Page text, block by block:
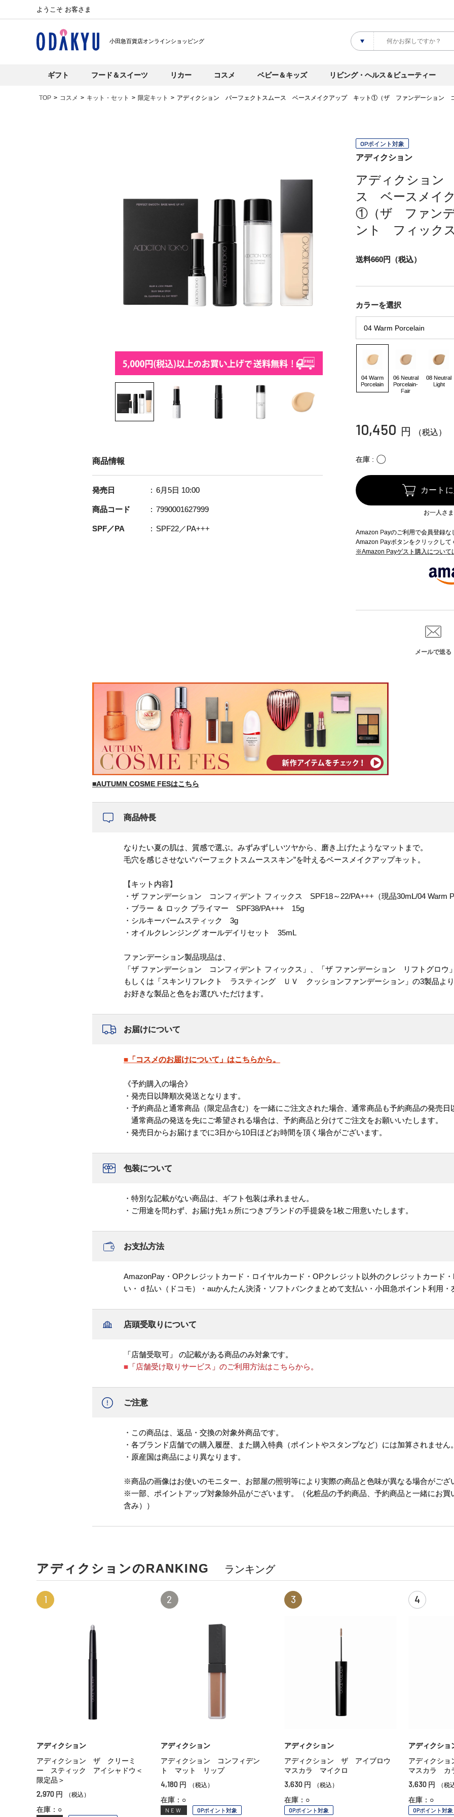
ようこそ お客さま
小田急百貨店オンラインショッピング
ギフト フード＆スイーツ リカー コスメ ベビー＆キッズ リビング・ヘルス＆ビューティー
TOP コスメ キット・セット 限定キット アディクション パーフェクトスムース ベースメイクアップ キット①（ザ ファンデーション
OPポイント対象
アディクション
アディクション
ス ベースメイ
①（ザ ファン
ント フィック
送料660円（税込）
カラーを選択
04 Warm
Porcelain
06 Neutral
Porcelain-
Fair
08 Neutral
Light
10,450 円 （税込）
在庫 〇
カート
お一人さ
Amazon Payのご利用で会員登録
Amazon Payボタンをクリックして
※Amazon Payゲスト購入について
メールで送る
商品情報
発売日 6月5日 10:00
商品コード 7990001627999
SPF／PA SPF22／PA+++
■AUTUMN COSME FESはこちら
商品特長
なりたい夏の肌は、質感で選ぶ。みずみずしいツヤから、磨き上げたようなマットまで。
毛穴を感じさせない“パーフェクトスムーススキン”を叶えるベースメイクアップキット。
【キット内容】
・ザ ファンデーション コンフィデント フィックス SPF18～22/PA+++（現品30mL/04 Warm
・ブラー ＆ ロック プライマー SPF38/PA+++ 15g
・シルキーバームスティック 3g
・オイルクレンジング オールデイリセット 35mL
ファンデーション製品現品は、
「ザ ファンデーション コンフィデント フィックス」、「ザ ファンデーション リフトグロウ」
もしくは「スキンリフレクト ラスティング ＵＶ クッションファンデーション」の3製品より
お好きな製品と色をお選びいただけます。
お届けについて
■「コスメのお届けについて」はこちらから。
《予約購入の場合》
・発売日以降順次発送となります。
・予約商品と通常商品（限定品含む）を一緒にご注文された場合、通常商品も予約商品の発売日
通常商品の発送を先にご希望される場合は、予約商品と分けてご注文をお願いいたします。
・発売日からお届けまでに3日から10日ほどお時間を頂く場合がございます。
包装について
・特別な記載がない商品は、ギフト包装は承れません。
・ご用途を問わず、お届け先1ヵ所につきブランドの手提袋を1枚ご用意いたします。
お支払方法
AmazonPay・OPクレジットカード・ロイヤルカード・OPクレジット以外のクレジットカード
い・ｄ払い（ドコモ）・auかんたん決済・ソフトバンクまとめて支払い・小田急ポイント利用
店頭受取りについて
「店舗受取可」 の記載がある商品のみ対象です。
■「店舗受け取りサービス」のご利用方法はこちらから。
ご注意
・この商品は、返品・交換の対象外商品です。
・各ブランド店舗での購入履歴、また購入特典（ポイントやスタンプなど）には加算されません。
・原産国は商品により異なります。
※商品の画像はお使いのモニター、お部屋の照明等により実際の商品と色味が異なる場合がござ
※一部、ポイントアップ対象除外品がございます。（化粧品の予約商品、予約商品と一緒にお買
含み））
アディクションのRANKING ランキング
1
アディクション
アディクション ザ クリーミ
ー スティック アイシャドウ＜
限定品＞
2,970 円 （税込）
在庫：○
2
アディクション
アディクション コンフィデン
ト マット リップ
4,180 円 （税込）
在庫：○
NEW OPポイント対象
3
アディクション
アディクション ザ アイブロウ
マスカラ マイクロ
3,630 円 （税込）
在庫：○
OPポイント対象
4
アディクショ
アディクシ
マスカラ カ
3,630 円 （税
在庫：○
OPポイント対象